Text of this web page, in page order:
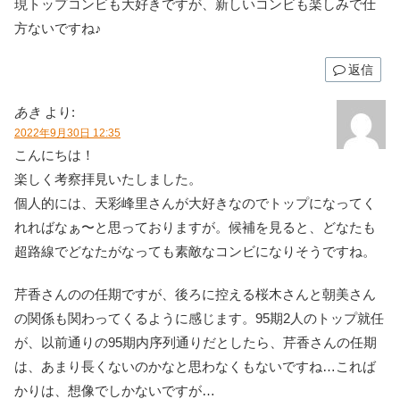
現トップコンビも大好きですが、新しいコンビも楽しみで仕
方ないですね♪
返信
あき より:
2022年9月30日 12:35
こんにちは！
楽しく考察拝見いたしました。
個人的には、天彩峰里さんが大好きなのでトップになってく
れればなぁ〜と思っておりますが。候補を見ると、どなたも
超路線でどなたがなっても素敵なコンビになりそうですね。
芹香さんのの任期ですが、後ろに控える桜木さんと朝美さん
の関係も関わってくるように感じます。95期2人のトップ就任
が、以前通りの95期内序列通りだとしたら、芹香さんの任期
は、あまり長くないのかなと思わなくもないですね…これば
かりは、想像でしかないですが…